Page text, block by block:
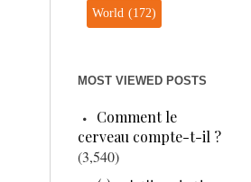
World(172)
MOST VIEWED POSTS
Comment le
cerveau compte-t-il ?
(3,540)